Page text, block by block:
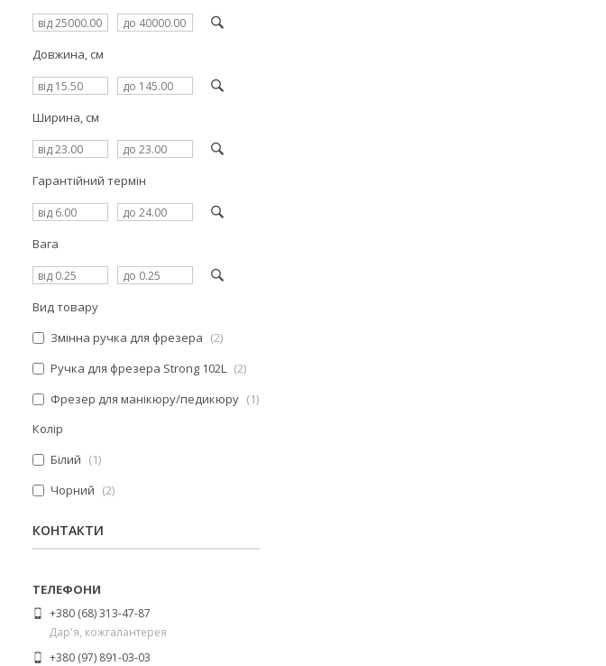
Довжина, см
Ширина, см
Гарантійний термін
Вага
Вид товару
Змінна ручка для фрезера
2
Ручка для фрезера Strong 102L
2
Фрезер для манікюру/педикюру
1
Колір
Білий
1
Чорний
2
КОНТАКТИ
+380 (68) 313-47-87
Дар'я, кожгалантерея
+380 (97) 891-03-03